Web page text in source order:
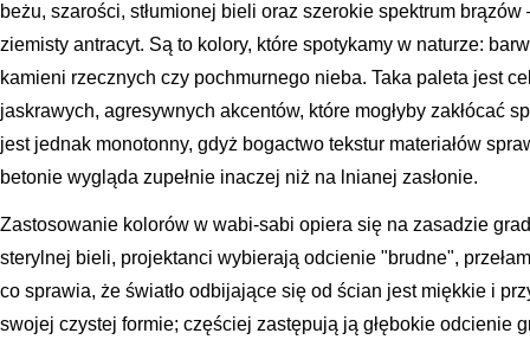
beżu, szarości, stłumionej bieli oraz szerokie spektrum
ziemisty antracyt. Są to kolory, które spotykamy w naturze:
kamieni rzecznych czy pochmurnego nieba. Taka paleta jest
jaskrawych, agresywnych akcentów, które mogłyby zakłócać
jest jednak monotonny, gdyż bogactwo tekstur materiałów
betonie wygląda zupełnie inaczej niż na lnianej zasłonie.
Zastosowanie kolorów w wabi-sabi opiera się na zasadzie
sterylnej bieli, projektanci wybierają odcienie "brudne",
co sprawia, że światło odbijające się od ścian jest miękkie i
swojej czystej formie; częściej zastępują ją głębokie odcienie